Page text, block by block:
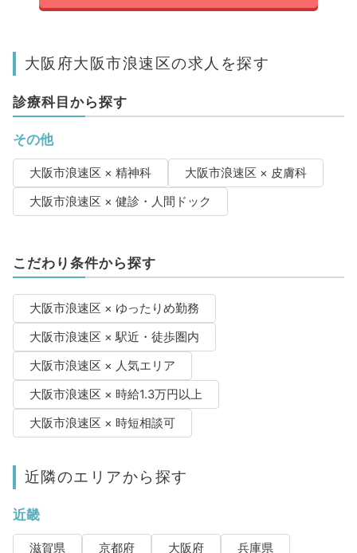
大阪府大阪市浪速区の求人を探す
診療科目から探す
その他
大阪市浪速区 × 精神科
大阪市浪速区 × 皮膚科
大阪市浪速区 × 健診・人間ドック
こだわり条件から探す
大阪市浪速区 × ゆったりめ勤務
大阪市浪速区 × 駅近・徒歩圏内
大阪市浪速区 × 人気エリア
大阪市浪速区 × 時給1.3万円以上
大阪市浪速区 × 時短相談可
近隣のエリアから探す
近畿
滋賀県 京都府 大阪府
兵庫県